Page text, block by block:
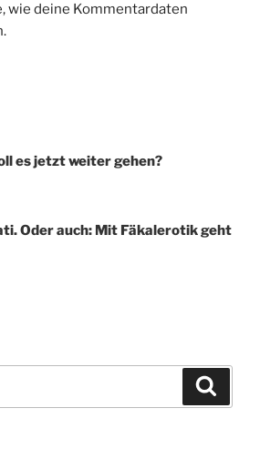
wie deine Kommentardaten
es jetzt weiter gehen?
Oder auch: Mit Fäkalerotik geht